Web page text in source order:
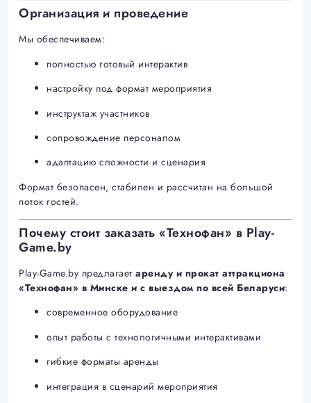
Организация и проведение
Мы обеспечиваем:
полностью готовый интерактив
настройку под формат мероприятия
инструктаж участников
сопровождение персоналом
адаптацию сложности и сценария
Формат безопасен, стабилен и рассчитан на большой
поток гостей.
Почему стоит заказать «Технофан» в Play-
Game.by
Play-Game.by предлагает аренду и прокат аттракциона
«Технофан» в Минске и с выездом по всей Беларуси:
современное оборудование
опыт работы с технологичными интерактивами
гибкие форматы аренды
интеграция в сценарий мероприятия